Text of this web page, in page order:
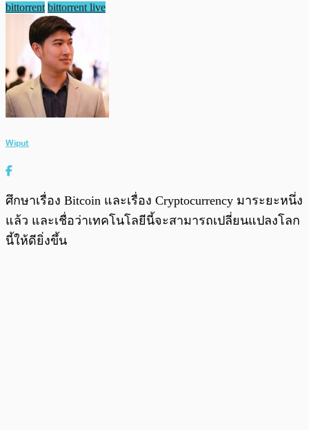
bittorrent bittorrent live
Wiput
ศึกษาเรื่อง Bitcoin และเรื่อง Cryptocurrency มาระยะหนึ่ง
แล้ว และเชื่อว่าเทคโนโลยีนี้จะสามารถเปลี่ยนแปลงโลก
นี้ให้ดียิ่งขึ้น